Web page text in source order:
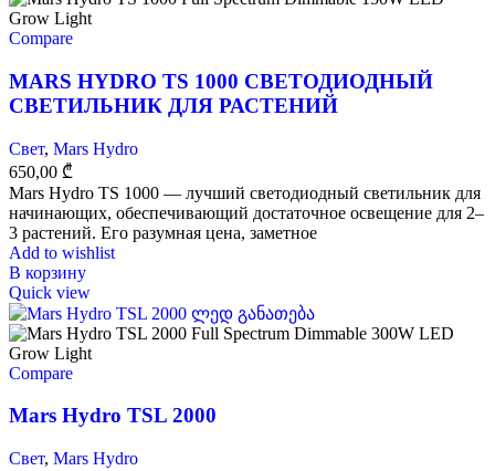
Compare
MARS HYDRO TS 1000 СВЕТОДИОДНЫЙ
СВЕТИЛЬНИК ДЛЯ РАСТЕНИЙ
Свет, Mars Hydro
650,00 ₾
Mars Hydro TS 1000 — лучший светодиодный светильник для
начинающих, обеспечивающий достаточное освещение для 2–
3 растений. Его разумная цена, заметное
Add to wishlist
В корзину
Quick view
Compare
Mars Hydro TSL 2000
Свет, Mars Hydro